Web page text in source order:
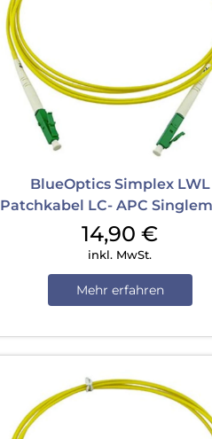
BlueOptics Simplex LWL
Patchkabel LC- APC
2 m Yellow
14,90€
inkl. MwSt.
Mehr erfahren